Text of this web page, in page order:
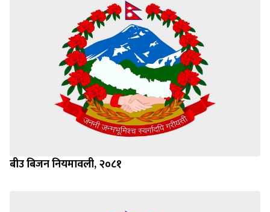
बीउ बिजन नियमावली, २०८१